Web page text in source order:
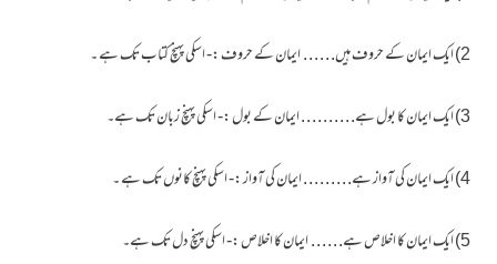
2) ایک ایمان کے حروف ہیں. . . . . . ایمان کے حروف :- اسکی پہنچ کتاب تک ہے ۔
3) ایک ایمان کا بول ہے. . . . . . . . . . ایمان کے بول :- اسکی پہنچ زبان تک ہے۔
4) ایک ایمان کی آواز ہے. . . . . . . . . ایمان کی آواز :- اسکی پہنچ کانوں تک ہے ۔
5) ایک ایمان کا اخلاص ہے. . . . . . ایمان کا اخلاص :- اسکی پہنچ دل تک ہے۔